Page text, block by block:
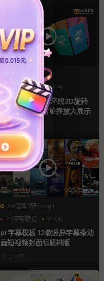
AE模板
产品介绍
产品宣传
产品展示
AE模板 4款立体环绕3D旋转
幻灯片竖屏照片轮播放大展示
4天前
PR基本图形mogrt
PR字幕模板
VLOG
人物介绍
pr字幕模板 12款竖屏字幕条动
画短视频封面标题排版
2周前